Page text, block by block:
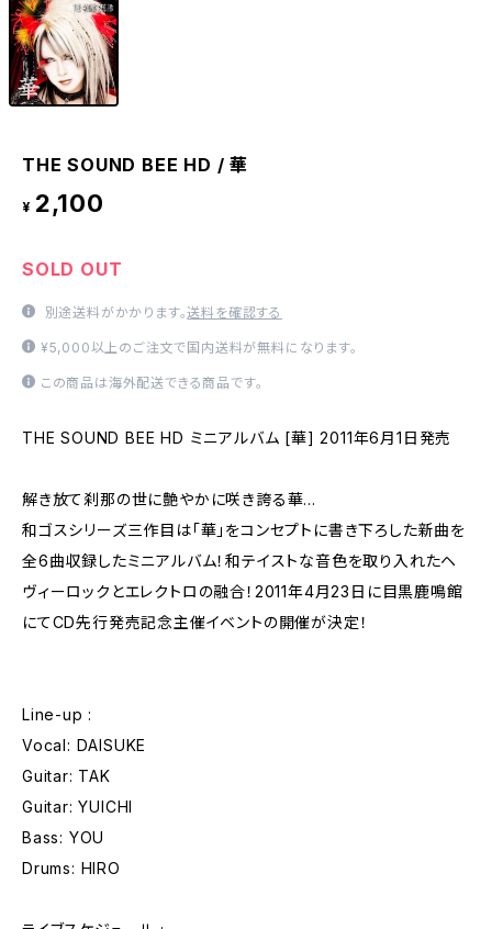
THE SOUND BEE HD / 華
¥ 2,100
SOLD OUT
別途送料がかかります。送料を確認する
¥5,000以上のご注文で国内送料が無料になります。
この商品は海外配送できる商品です。
THE SOUND BEE HD ミニアルバム [華] 2011年6月1日発売
解き放て刹那の世に艶やかに咲き誇る華...
和ゴスシリーズ三作目は「華」をコンセプトに書き下ろした新曲を
全6曲収録したミニアルバム！和テイストな音色を取り入れたヘ
ヴィーロックとエレクトロの融合！2011年4月23日に目黒鹿鳴館
にてCD先行発売記念主催イベントの開催が決定！
Line-up :
Vocal: DAISUKE
Guitar: TAK
Guitar: YUICHI
Bass: YOU
Drums: HIRO